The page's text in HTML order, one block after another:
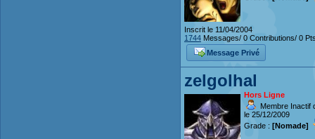
Inscrit le 11/04/2004
1744 Messages/ 0 Contributions/ 0
Message Privé
zelgolhal
Hors Ligne
Membre Inactif
le 25/12/2009
Grade : [Nomade]